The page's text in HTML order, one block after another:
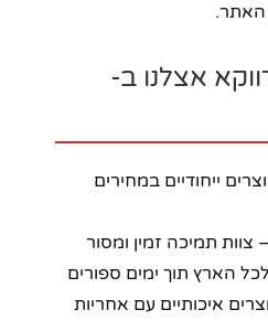
האתר.
אצלנו ב-
ייחודיים במחירים
– צוות תמיכה זמין ומסור
הארץ תוך ימים ספורים
איכותיים עם אחריות